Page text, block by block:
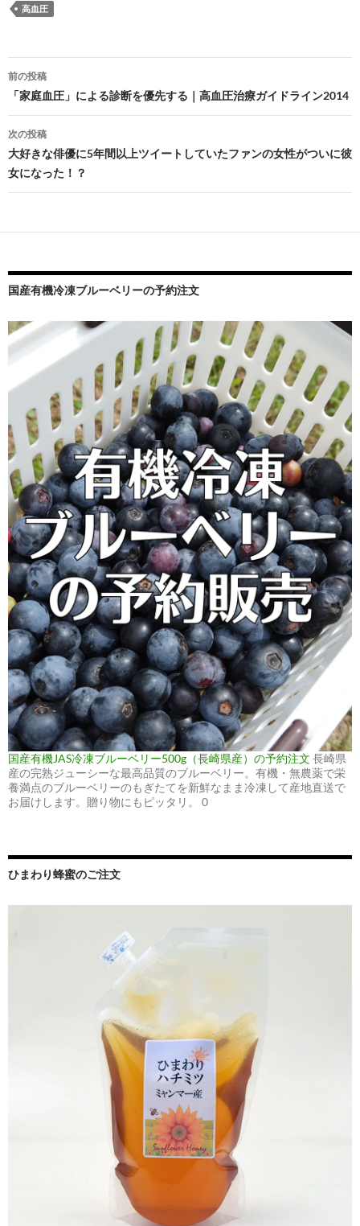
高血圧
投
稿
ナ
ビ
ゲ
シ
ョ
ン
前の投稿
「家庭血圧」による診断を優先する｜高血圧治療ガイドライン2014
次の投稿
大好きな俳優に5年間以上ツイートしていたファンの女性がついに彼
女になった！？
国産有機冷凍ブルーベリーの予約注文
国産有機JAS冷凍ブルーベリー500g（長崎県産）の予約注文 長崎県
産の完熟ジューシーな最高品質のブルーベリー。有機・無農薬で栄
養満点のブルーベリーのもぎたてを新鮮なまま冷凍して産地直送で
お届けします。贈り物にもピッタリ。 0
ひまわり蜂蜜のご注文